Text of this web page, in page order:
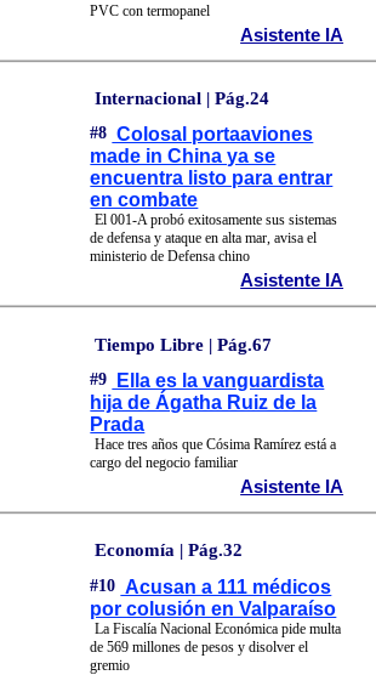
PVC con termopanel
Asistente IA
Internacional | Pág.24
#8 Colosal portaaviones
made in China ya se
encuentra listo para entrar
en combate
El 001-A probó exitosamente sus sistemas
de defensa y ataque en alta mar, avisa el
ministerio de Defensa chino
Asistente IA
Tiempo Libre | Pág.67
#9
Ella es la vanguardista
hija de Ágatha Ruiz de la
Prada
Hace tres años que Cósima Ramírez está a
cargo del negocio familiar
Asistente IA
Economía | Pág.32
#10 Acusan a 111 médicos
por colusión en Valparaíso
La Fiscalía Nacional Económica pide multa
de 569 millones de pesos y disolver el
gremio